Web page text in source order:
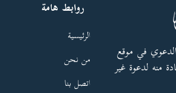
في موقع
منه لدعوة غير
روابط هامة
الرئيسية
من نحن
اتصل بنا